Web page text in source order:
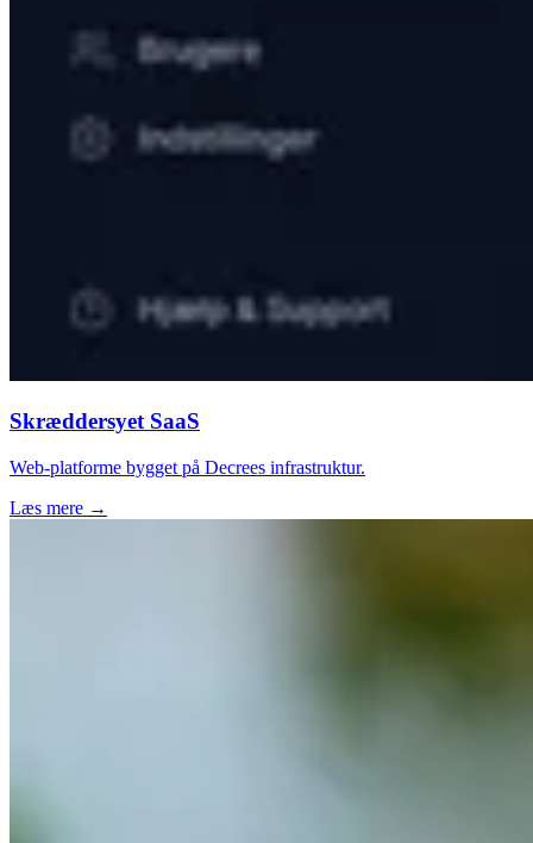
Skræddersyet SaaS
Web-platforme bygget på Decrees infrastruktur.
Læs mere →